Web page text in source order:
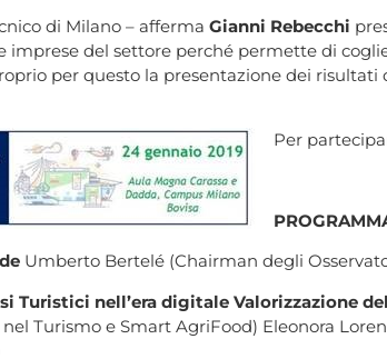
di Milano – afferma Gianni Rebecchi
del settore perché permette di
per questo la presentazione dei
Per
Umberto Bertelé (Chairman degli
Turistici nell’era digitale Valorizzazione
Turismo e Smart AgriFood) Eleonora